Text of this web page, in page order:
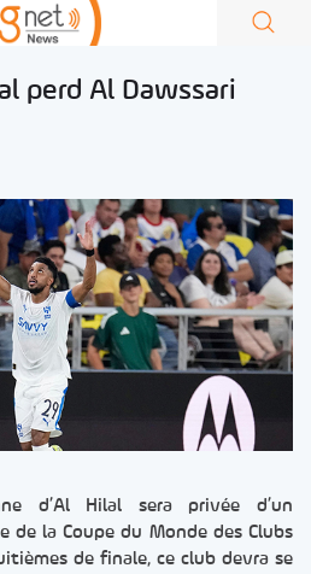
perd Al Dawssari
d’Al Hilal sera privée d’un
de la Coupe du Monde des Clubs
de finale, ce club devra se